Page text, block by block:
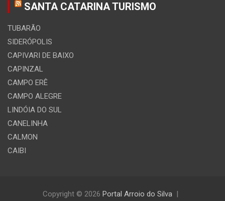
SANTA CATARINA TURISMO
TUBARÃO
SIDERÓPOLIS
CAPIVARI DE BAIXO
CAPINZAL
CAMPO ERÊ
CAMPO ALEGRE
LINDÓIA DO SUL
CANELINHA
CALMON
CAIBI
Copyright © 2026 Portal Arroio do Silva